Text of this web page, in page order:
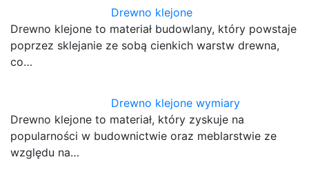
Drewno klejone
Drewno klejone to materiał budowlany, który powstaje
poprzez sklejanie ze sobą cienkich warstw drewna,
co…
Drewno klejone wymiary
Drewno klejone to materiał, który zyskuje na
popularności w budownictwie oraz meblarstwie ze
względu na…